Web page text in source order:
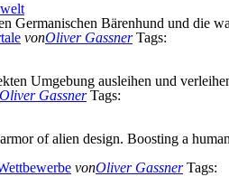
Germanischen Bärenhund und die
vonOliver Gassner Tags:
Umgebung ausleihen und
Oliver Gassner Tags:
of alien design. Boosting a
vonOliver Gassner Tags: